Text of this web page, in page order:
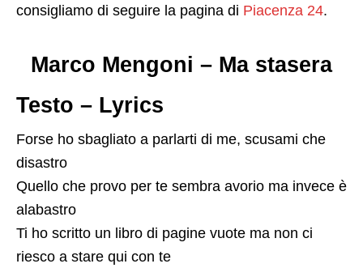
consigliamo di seguire la pagina di Piacenza 24.
Marco Mengoni – Ma stasera
Testo – Lyrics
Forse ho sbagliato a parlarti di me, scusami che
disastro
Quello che provo per te sembra avorio ma invece è
alabastro
Ti ho scritto un libro di pagine vuote ma non ci
riesco a stare qui con te